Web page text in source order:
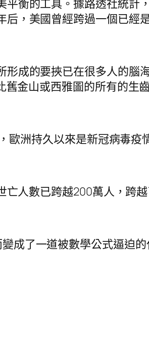
衡的工具。據路透社統計
，美國曾經跨過一個已經
成的要挾已在很多人的腦
金山或西雅圖的所有的生
歐洲持久以來是新冠病毒疫
人數已跨越200萬人，跨
成了一道被數學公式逼迫